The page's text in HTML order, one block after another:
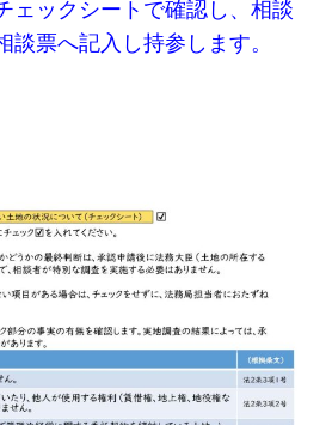
ェックシートで確認し、相談
談票へ記入し持参します。